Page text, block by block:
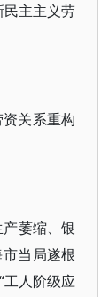
民主主义劳
关系重构
萎缩、银
当局遂根
工人阶级应